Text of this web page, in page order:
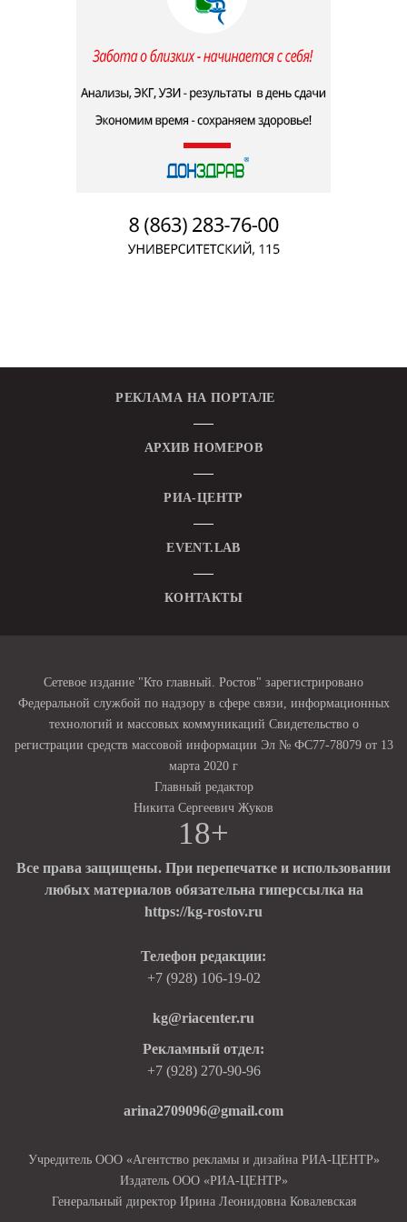
РЕКЛАМА НА ПОРТАЛЕ
АРХИВ НОМЕРОВ
РИА-ЦЕНТР
EVENT.LAB
КОНТАКТЫ
Сетевое издание "Кто главный. Ростов" зарегистрировано
Федеральной службой по надзору в сфере связи, информационных
технологий и массовых коммуникаций Свидетельство о
регистрации средств массовой информации Эл № ФС77-78079 от 13
марта 2020 г
Главный редактор
Никита Сергеевич Жуков
18+
Все права защищены. При перепечатке и использовании
любых материалов обязательна гиперссылка на
https://kg-rostov.ru
Телефон редакции:
+7 (928) 106-19-02
kg@riacenter.ru
Рекламный отдел:
+7 (928) 270-90-96
arina2709096@gmail.com
Учредитель ООО «Агентство рекламы и дизайна РИА-ЦЕНТР»
Издатель ООО «РИА-ЦЕНТР»
Генеральный директор Ирина Леонидовна Ковалевская